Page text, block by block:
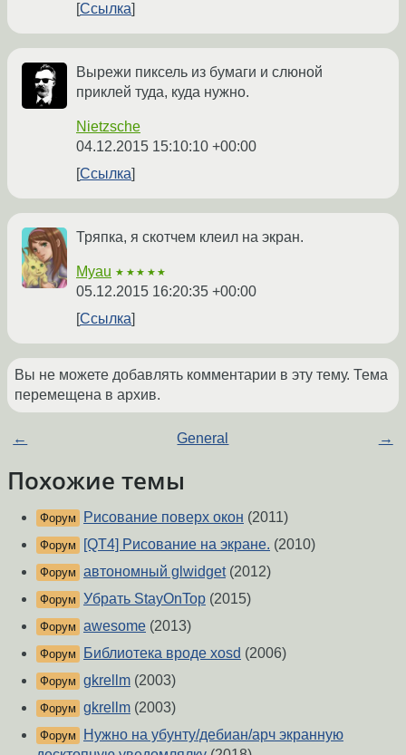
Ссылка
Вырежи пиксель из бумаги и слюной
приклей туда, куда нужно.
Nietzsche
04.12.2015 15:10:10 +00:00
Ссылка
Тряпка, я скотчем клеил на экран.
Myau ★★★★★
05.12.2015 16:20:35 +00:00
Ссылка
Вы не можете добавлять комментарии в эту тему. Тема
перемещена в архив.
← General →
Похожие темы
Форум Рисование поверх окон (2011)
Форум [QT4] Рисование на экране. (2010)
Форум автономный glwidget(2012)
Форум Убрать StayOnTop (2015)
Форум awesome (2013)
Форум Библиотека вроде xosd (2006)
Форум gkrellm (2003)
Форум gkrellm (2003)
Форум
Нужно на убунту/дебиан/арч экранную